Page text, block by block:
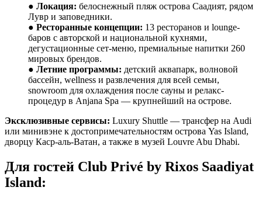
● Локация: белоснежный пляж острова Саадият, рядом
Лувр и заповедники.
● Ресторанные концепции: 13 ресторанов и lounge-
баров с авторской и национальной кухнями,
дегустационные сет-меню, премиальные напитки 260
мировых брендов.
● Летние программы: детский аквапарк, волновой
бассейн, wellness и развлечения для всей семьи,
snowroom для охлаждения после сауны и релакс-
процедур в Anjana Spa — крупнейший на острове.
Эксклюзивные сервисы: Luxury Shuttle — трансфер на Audi
или минивэне к достопримечательностям острова Yas Island,
дворцу Каср-аль-Ватан, а также в музей Louvre Abu Dhabi.
Для гостей Club Privé by Rixos Saadiyat
Island: